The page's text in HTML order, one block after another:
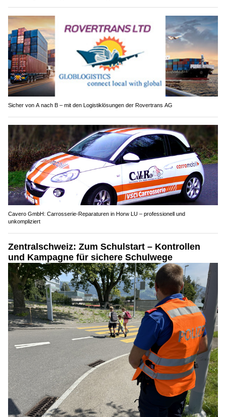
Sicher von A nach B – mit den Logistiklösungen der Rovertrans AG
Cavero GmbH: Carrosserie-Reparaturen in Horw LU – professionell und
unkompliziert
Zentralschweiz: Zum Schulstart – Kontrollen
und Kampagne für sichere Schulwege